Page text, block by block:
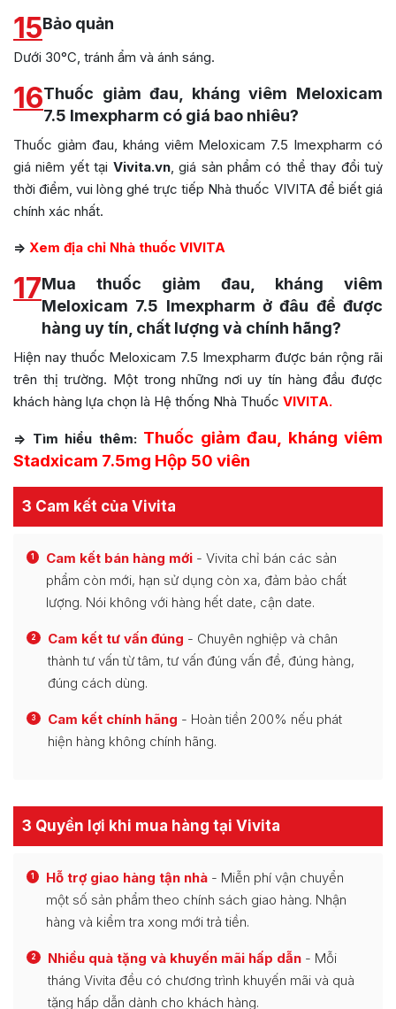
15Bảo quản
Dưới 30°C, tránh ẩm và ánh sáng.
16Thuốc giảm đau, kháng viêm Meloxicam
7.5 Imexpharm có giá bao nhiêu?
Thuốc giảm đau, kháng viêm Meloxicam 7.5 Imexpharm có
giá niêm yết tại Vivita.vn, giá sản phẩm có thể thay đổi tuỳ
thời điểm, vui lòng ghé trực tiếp Nhà thuốc VIVITA để biết giá
chính xác nhất.
=> Xem địa chỉ Nhà thuốc VIVITA
17Mua thuốc giảm đau, kháng viêm
Meloxicam 7.5 Imexpharm ở đâu để được
hàng uy tín, chất lượng và chính hãng?
Hiện nay thuốc Meloxicam 7.5 Imexpharm được bán rộng rãi
trên thị trường. Một trong những nơi uy tín hàng đầu được
khách hàng lựa chọn là Hệ thống Nhà Thuốc VIVITA.
=> Tìm hiểu thêm: Thuốc giảm đau, kháng viêm
Stadxicam 7.5mg Hộp 50 viên
3 Cam kết của Vivita
1 Cam kết bán hàng mới - Vivita chỉ bán các sản
phẩm còn mới, hạn sử dụng còn xa, đảm bảo chất
lượng. Nói không với hàng hết date, cận date.
2 Cam kết tư vấn đúng - Chuyên nghiệp và chân
thành tư vấn từ tâm, tư vấn đúng vấn đề, đúng hàng,
đúng cách dùng.
3 Cam kết chính hãng - Hoàn tiền 200% nếu phát
hiện hàng không chính hãng.
3 Quyền lợi khi mua hàng tại Vivita
1 Hỗ trợ giao hàng tận nhà - Miễn phí vận chuyển
một số sản phẩm theo chính sách giao hàng. Nhận
hàng và kiểm tra xong mới trả tiền.
2 Nhiều quà tặng và khuyến mãi hấp dẫn - Mỗi
tháng Vivita đều có chương trình khuyến mãi và quà
tặng hấp dẫn dành cho khách hàng.